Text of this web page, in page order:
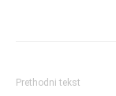
Prethodni tekst